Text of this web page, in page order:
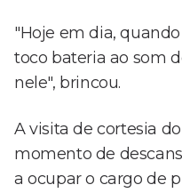
"Hoje em dia,
toco bateria ao som
nele", brincou.
A visita de cortesia
momento de
a ocupar o cargo de